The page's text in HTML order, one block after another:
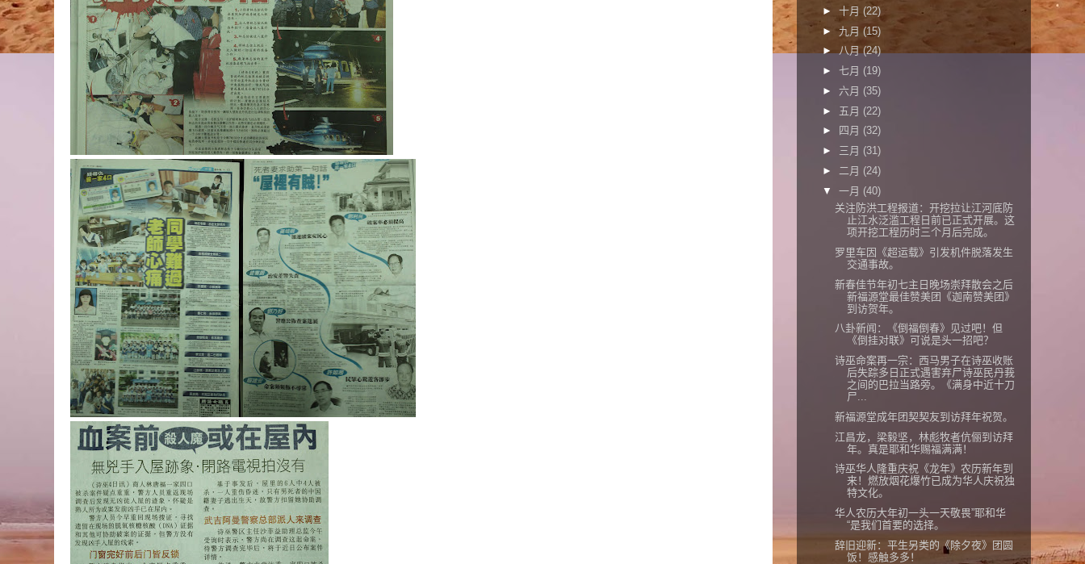
► 十月 (22)
► 九月 (15)
►八月(24)
► 七月 (19)
► 六月 (35)
► 五月 (22)
►
四月 (32)
► 三月 (31)
►
二月 (24)
▼ 一月 (40)
关注防洪工程报道：开挖拉让江河底防
止江水泛滥工程日前已正式开展。这
项开挖工程历时三个月后完成。
罗里车因《超运载》引发机件脱落发生
交通事故。
新春佳节年初七主日晚场崇拜散会之后
新福源堂最佳赞美团《迦南赞美团》
到访贺年。
八卦新闻：《倒福倒春》见过吧！但
《倒挂对联》可说是头一招吧？
诗巫命案再一宗：西马男子在诗巫收账
后失踪多日正式遇害弃尸诗巫民丹莪
之间的巴拉当路旁。《满身中近十刀
尸...
新福源堂成年团契契友到访拜年祝贺。
江昌龙，梁毅坚，林彪牧者伉俪到访拜
年。真是耶和华赐福满满！
诗巫华人隆重庆祝《龙年》农历新年到
来！燃放烟花爆竹已成为华人庆祝独
特文化。
华人农历大年初一头一天敬畏”耶和华
“是我们首要的选择。
辞旧迎新：平生另类的《除夕夜》团圆
饭！感触多多！